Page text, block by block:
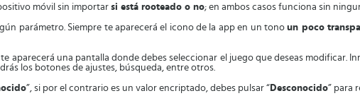
móvil sin importar si está rooteado o no; en ambos casos funciona sin
parámetro. Siempre te aparecerá el icono de la app en un tonoun poco
aparecerá una pantalla donde debes seleccionar el juego que deseas modificar.
los botones de ajustes, búsqueda, entre otros.
”, si por el contrario es un valor encriptado, debes pulsar “ Desconocido” para